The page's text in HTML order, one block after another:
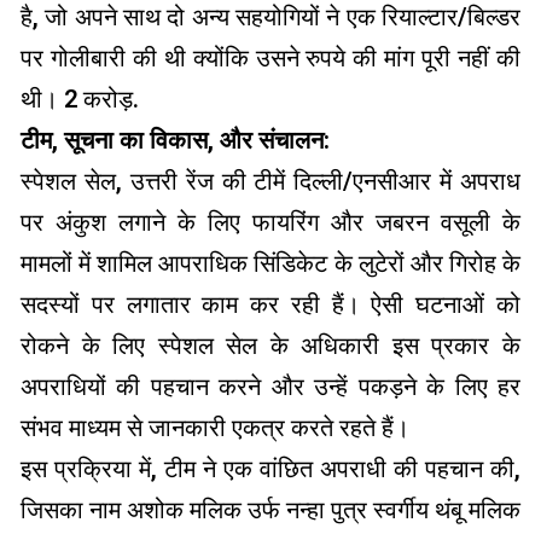
है, जो अपने साथ दो अन्य सहयोगियों ने एक रियाल्टार/बिल्डर
पर गोलीबारी की थी क्योंकि उसने रुपये की मांग पूरी नहीं की
थी। 2 करोड़.
टीम, सूचना का विकास, और संचालन:
स्पेशल सेल, उत्तरी रेंज की टीमें दिल्ली/एनसीआर में अपराध
पर अंकुश लगाने के लिए फायरिंग और जबरन वसूली के
मामलों में शामिल आपराधिक सिंडिकेट के लुटेरों और गिरोह के
सदस्यों पर लगातार काम कर रही हैं। ऐसी घटनाओं को
रोकने के लिए स्पेशल सेल के अधिकारी इस प्रकार के
अपराधियों की पहचान करने और उन्हें पकड़ने के लिए हर
संभव माध्यम से जानकारी एकत्र करते रहते हैं।
इस प्रक्रिया में, टीम ने एक वांछित अपराधी की पहचान की,
जिसका नाम अशोक मलिक उर्फ ​​नन्हा पुत्र स्वर्गीय थंबू मलिक